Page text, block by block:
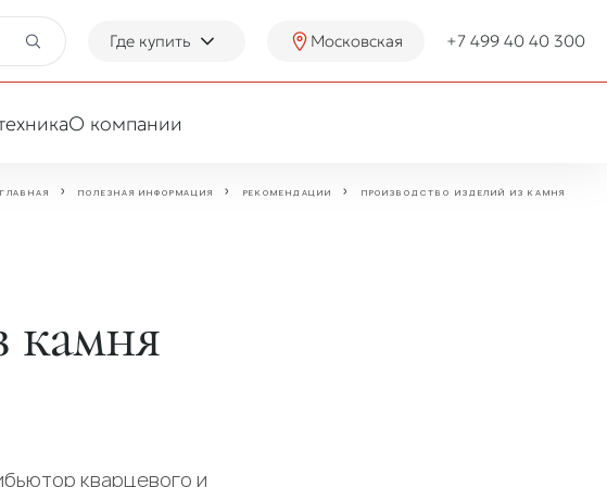
Где купить Московская +7 499 40 40 300
О компании
ГЛАВНАЯ ПОЛЕЗНАЯ ИНФОРМАЦИЯ РЕКОМЕНДАЦИИ ПРОИЗВОДСТВО ИЗДЕЛИЙ ИЗ КАМНЯ
камня
кварцевого и